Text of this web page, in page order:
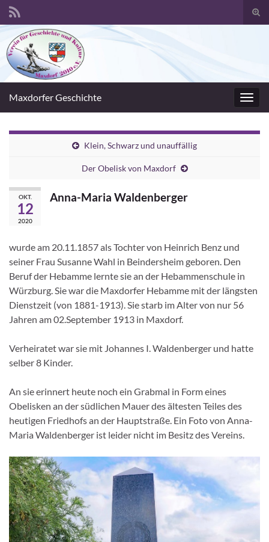
Search for:
Maxdorfer Geschichte
Klein, Schwarz und unauffällig
Der Obelisk von Maxdorf
OKT.
12
2020
Anna-Maria Waldenberger
wurde am 20.11.1857 als Tochter von Heinrich Benz und
seiner Frau Susanne Wahl in Beindersheim geboren. Den
Beruf der Hebamme lernte sie an der Hebammenschule in
Würzburg. Sie war die Maxdorfer Hebamme mit der längsten
Dienstzeit (von 1881-1913). Sie starb im Alter von nur 56
Jahren am 02.September 1913 in Maxdorf.
Verheiratet war sie mit Johannes I. Waldenberger und hatte
selber 8 Kinder.
An sie erinnert heute noch ein Grabmal in Form eines
Obelisken an der südlichen Mauer des ältesten Teiles des
heutigen Friedhofs an der Hauptstraße. Ein Foto von Anna-
Maria Waldenberger ist leider nicht im Besitz des Vereins.